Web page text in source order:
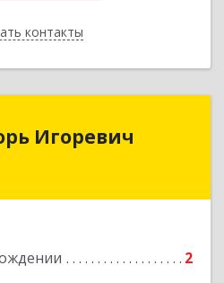
контакты
Назад
Игоревич
2
г. Радужный, 1 мкн.,